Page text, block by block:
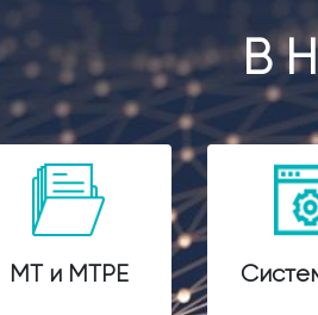
В
МТ и МТРЕ